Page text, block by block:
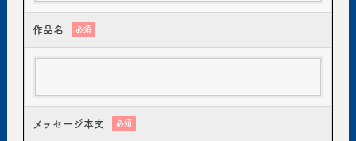
作品名 必須
メッセージ本文 必須